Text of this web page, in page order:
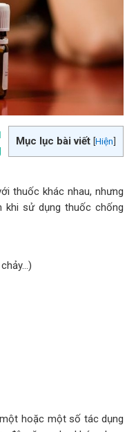
Mục lục bài viết [Hiện]
thuốc khác nhau, nhưng
khi sử dụng thuốc chống
hoặc một số tác dụng